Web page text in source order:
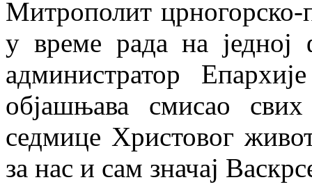
Митрополит
у време рада на
администратор
објашњава смисао
седмице Христовог
за нас и сам значај